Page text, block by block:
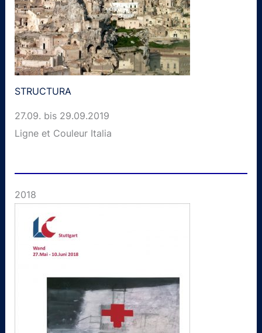
STRUCTURA
27.09. bis 29.09.2019
Ligne et Couleur Italia
2018